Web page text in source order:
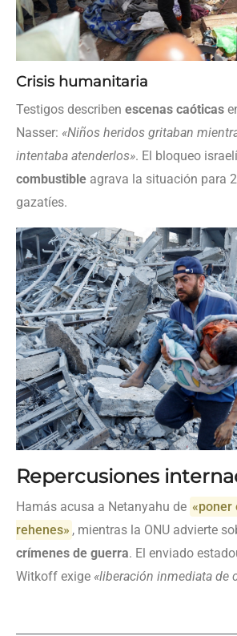
Crisis humanitaria
Testigos describen escenas caóticas
Nasser: «Niños heridos gritaban
intentaba atenderlos». El bloqueo
combustible agrava la situación para
gazatíes.
Repercusiones
Hamás acusa a Netanyahu de «poner
rehenes» , mientras la ONU advierte
crímenes de guerra. El enviado
Witkoff exige «liberación inmediata de